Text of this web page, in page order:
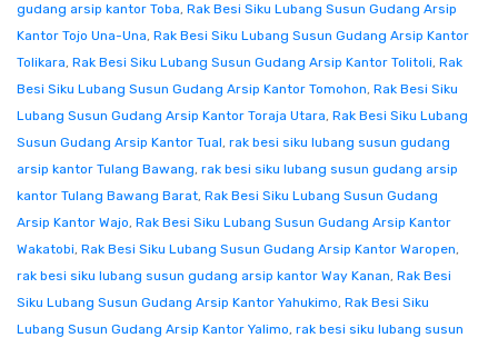
gudang arsip kantor Toba, Rak Besi Siku Lubang Susun Gudang Arsip
Kantor Tojo Una-Una, Rak Besi Siku Lubang Susun Gudang Arsip Kantor
Tolikara, Rak Besi Siku Lubang Susun Gudang Arsip Kantor Tolitoli, Rak
Besi Siku Lubang Susun Gudang Arsip Kantor Tomohon, Rak Besi Siku
Lubang Susun Gudang Arsip Kantor Toraja Utara, Rak Besi Siku Lubang
Susun Gudang Arsip Kantor Tual, rak besi siku lubang susun gudang
arsip kantor Tulang Bawang, rak besi siku lubang susun gudang arsip
kantor Tulang Bawang Barat, Rak Besi Siku Lubang Susun Gudang
Arsip Kantor Wajo, Rak Besi Siku Lubang Susun Gudang Arsip Kantor
Wakatobi, Rak Besi Siku Lubang Susun Gudang Arsip Kantor Waropen,
rak besi siku lubang susun gudang arsip kantor Way Kanan, Rak Besi
Siku Lubang Susun Gudang Arsip Kantor Yahukimo, Rak Besi Siku
Lubang Susun Gudang Arsip Kantor Yalimo, rak besi siku lubang susun